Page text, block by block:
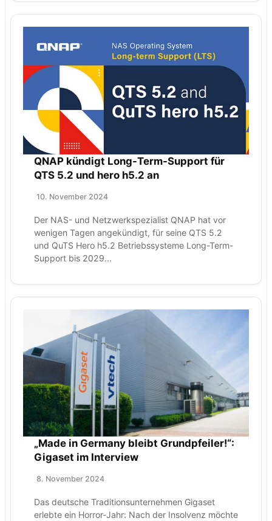
QNAP kündigt Long-Term-Support für
QTS 5.2 und hero h5.2 an
10. November 2024
Der NAS- und Netzwerkspezialist QNAP hat vor
wenigen Tagen angekündigt, für seine QTS 5.2
und QuTS Hero h5.2 Betriebssysteme Long-Term-
Support bis 2029...
„Made in Germany bleibt Grundpfeiler!“:
Gigaset im Interview
8. November 2024
Das deutsche Traditionsunternehmen Gigaset
erlebte ein Horror-Jahr: Nach der Insolvenz möchte